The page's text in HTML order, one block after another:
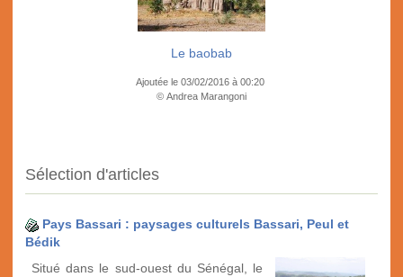
Le baobab
Ajoutée le 03/02/2016 à 00:20
© Andrea Marangoni
Sélection d'articles
Pays Bassari : paysages culturels Bassari, Peul et
Bédik
Situé dans le sud-ouest du Sénégal, le